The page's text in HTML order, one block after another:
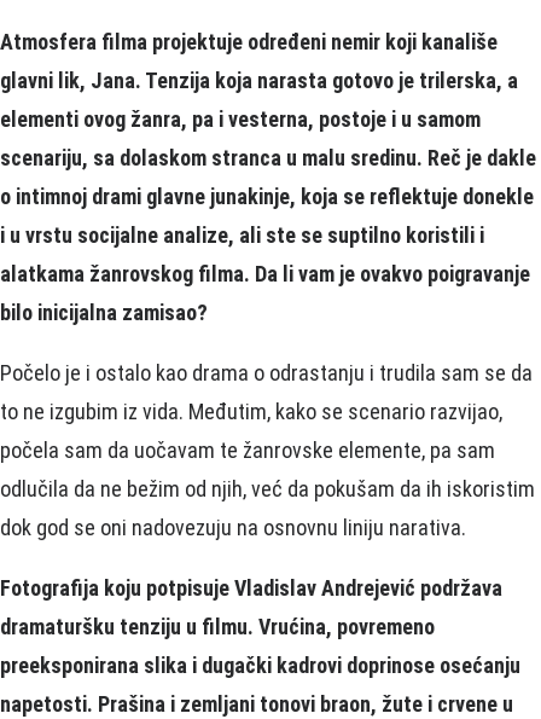
Atmosfera filma projektuje određeni nemir koji kanališe
glavni lik, Jana. Tenzija koja narasta gotovo je trilerska, a
elementi ovog žanra, pa i vesterna, postoje i u samom
scenariju, sa dolaskom stranca u malu sredinu. Reč je dakle
o intimnoj drami glavne junakinje, koja se reflektuje donekle
i u vrstu socijalne analize, ali ste se suptilno koristili i
alatkama žanrovskog filma. Da li vam je ovakvo poigravanje
bilo inicijalna zamisao?
Počelo je i ostalo kao drama o odrastanju i trudila sam se da
to ne izgubim iz vida. Međutim, kako se scenario razvijao,
počela sam da uočavam te žanrovske elemente, pa sam
odlučila da ne bežim od njih, već da pokušam da ih iskoristim
dok god se oni nadovezuju na osnovnu liniju narativa.
Fotografija koju potpisuje Vladislav Andrejević podržava
dramaturšku tenziju u filmu. Vrućina, povremeno
preeksponirana slika i dugački kadrovi doprinose osećanju
napetosti. Prašina i zemljani tonovi braon, žute i crvene u